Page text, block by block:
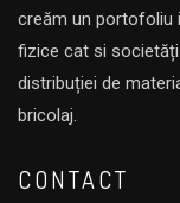
creăm un portofoliu
fizice cat si
distribuției de
bricolaj.
CONTACT